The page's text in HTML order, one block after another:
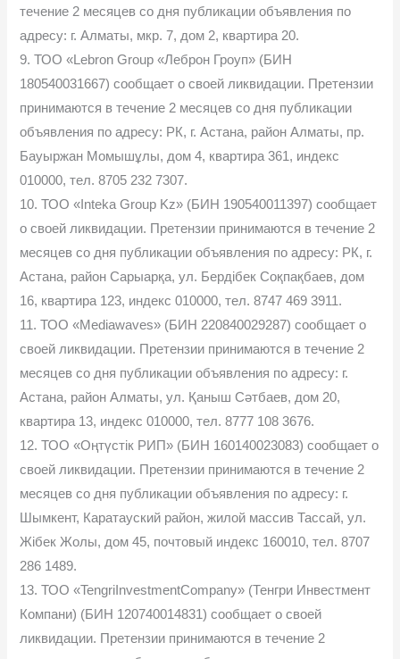
течение 2 месяцев со дня публикации объявления по
адресу: г. Алматы, мкр. 7, дом 2, квартира 20.
9. ТОО «Lebron Group «Леброн Гроуп» (БИН
180540031667) сообщает о своей ликвидации. Претензии
принимаются в течение 2 месяцев со дня публикации
объявления по адресу: РК, г. Астана, район Алматы, пр.
Бауыржан Момышұлы, дом 4, квартира 361, индекс
010000, тел. 8705 232 7307.
10. ТОО «Inteka Group Kz» (БИН 190540011397) сообщает
о своей ликвидации. Претензии принимаются в течение 2
месяцев со дня публикации объявления по адресу: РК, г.
Астана, район Сарыарқа, ул. Бердібек Соқпақбаев, дом
16, квартира 123, индекс 010000, тел. 8747 469 3911.
11. ТОО «Mediawaves» (БИН 220840029287) сообщает о
своей ликвидации. Претензии принимаются в течение 2
месяцев со дня публикации объявления по адресу: г.
Астана, район Алматы, ул. Қаныш Сәтбаев, дом 20,
квартира 13, индекс 010000, тел. 8777 108 3676.
12. ТОО «Оңтүстік РИП» (БИН 160140023083) сообщает о
своей ликвидации. Претензии принимаются в течение 2
месяцев со дня публикации объявления по адресу: г.
Шымкент, Каратауский район, жилой массив Тассай, ул.
Жібек Жолы, дом 45, почтовый индекс 160010, тел. 8707
286 1489.
13. ТОО «TengriInvestmentCompany» (Тенгри Инвестмент
Компани) (БИН 120740014831) сообщает о своей
ликвидации. Претензии принимаются в течение 2